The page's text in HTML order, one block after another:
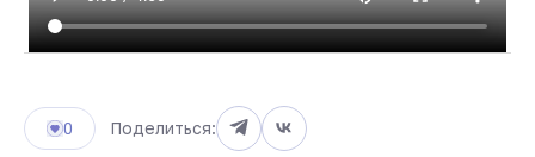
0 Поделиться: